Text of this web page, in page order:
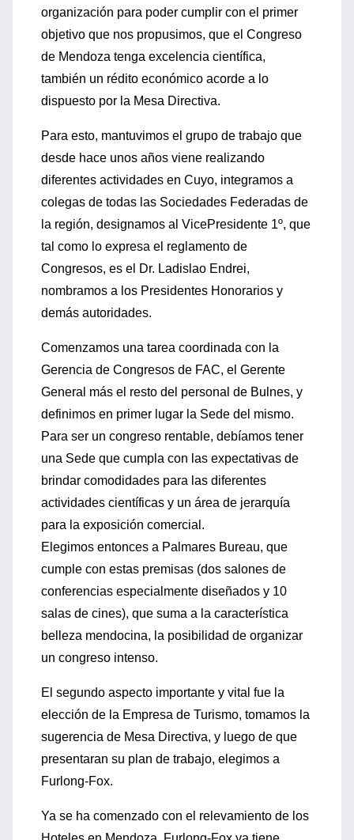
organización para poder cumplir con el primer
objetivo que nos propusimos, que el Congreso
de Mendoza tenga excelencia científica,
también un rédito económico acorde a lo
dispuesto por la Mesa Directiva.
Para esto, mantuvimos el grupo de trabajo que
desde hace unos años viene realizando
diferentes actividades en Cuyo, integramos a
colegas de todas las Sociedades Federadas de
la región, designamos al VicePresidente 1º, que
tal como lo expresa el reglamento de
Congresos, es el Dr. Ladislao Endrei,
nombramos a los Presidentes Honorarios y
demás autoridades.
Comenzamos una tarea coordinada con la
Gerencia de Congresos de FAC, el Gerente
General más el resto del personal de Bulnes, y
definimos en primer lugar la Sede del mismo.
Para ser un congreso rentable, debíamos tener
una Sede que cumpla con las expectativas de
brindar comodidades para las diferentes
actividades científicas y un área de jerarquía
para la exposición comercial.
Elegimos entonces a Palmares Bureau, que
cumple con estas premisas (dos salones de
conferencias especialmente diseñados y 10
salas de cines), que suma a la característica
belleza mendocina, la posibilidad de organizar
un congreso intenso.
El segundo aspecto importante y vital fue la
elección de la Empresa de Turismo, tomamos la
sugerencia de Mesa Directiva, y luego de que
presentaran su plan de trabajo, elegimos a
Furlong-Fox.
Ya se ha comenzado con el relevamiento de los